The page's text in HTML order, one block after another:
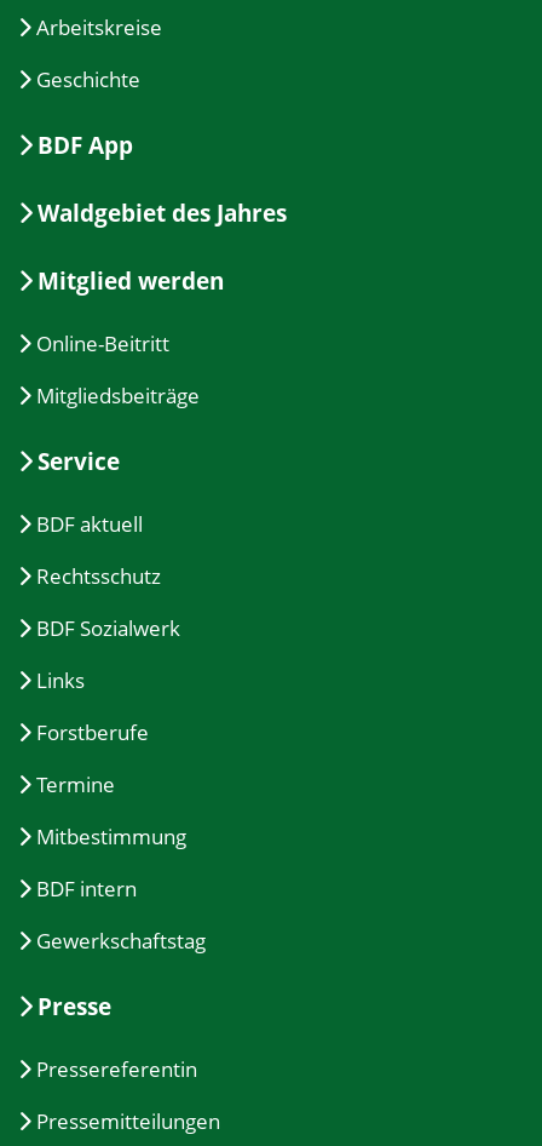
Arbeitskreise
Geschichte
BDF App
Waldgebiet des Jahres
Mitglied werden
Online-Beitritt
Mitgliedsbeiträge
Service
BDF aktuell
Rechtsschutz
BDF Sozialwerk
Links
Forstberufe
Termine
Mitbestimmung
BDF intern
Gewerkschaftstag
Presse
Pressereferentin
Pressemitteilungen